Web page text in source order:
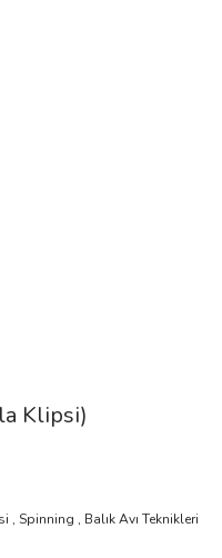
Klipsi)
,Spinning , Balık Avı Teknikleri